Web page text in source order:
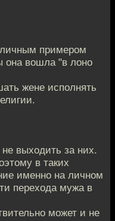
личным примером
она вошла "в лоно
жене исполнять
выходить за них.
в таких
именно на личном
перехода мужа в
может и не